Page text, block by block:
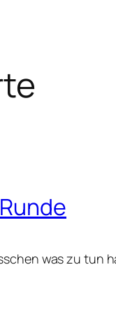
was zu tun